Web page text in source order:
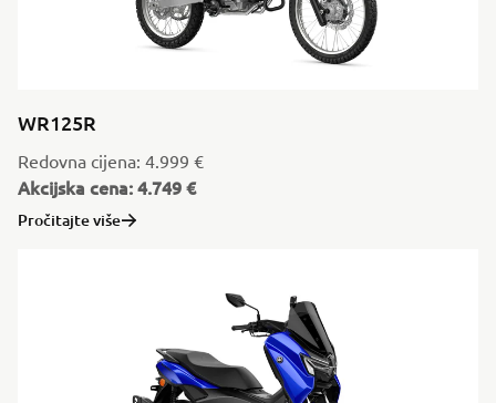
WR125R
Redovna cijena: 4.999 €
Akcijska cena: 4.749 €
Pročitajte više